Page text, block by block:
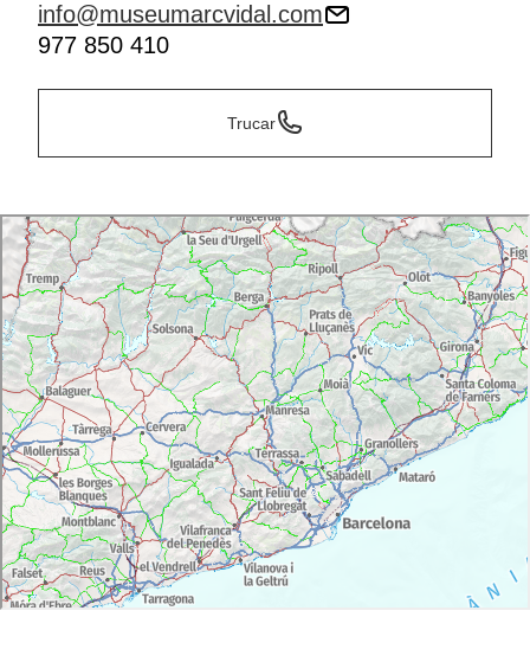
info@museumarcvidal.com
977 850 410
Trucar